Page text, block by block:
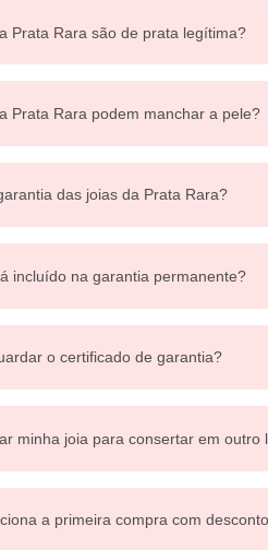
Prata Rara são de prata legítima?
Prata Rara podem manchar a pele?
das joias da Prata Rara?
incluído na garantia permanente?
o certificado de garantia?
minha joia para consertar em outro
a primeira compra com